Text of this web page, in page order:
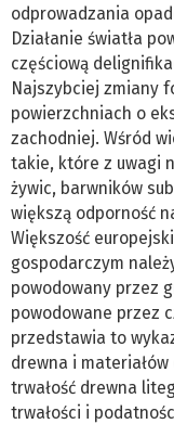
odprowadzania
Działanie światła
częściową
Najszybciej zmiany
powierzchniach o
zachodniej. Wśród
takie, które z uwagi
żywic, barwników
większą odporność
Większość
gospodarczym
powodowany przez
powodowane przez
przedstawia to
drewna i
trwałość drewna
trwałości i